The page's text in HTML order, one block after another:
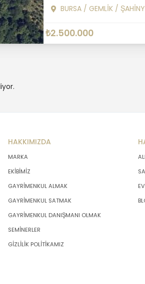
BURSA/ GEMLİK/
₺2.500.000
HAKKIMIZDA
MARKA
EKİBİMİZ
GAYRİMENKUL ALMAK
GAYRİMENKUL SATMAK
GAYRİMENKUL DANIŞMANI OLMAK
SEMİNERLER
GİZLİLİK POLİTİKAMIZ